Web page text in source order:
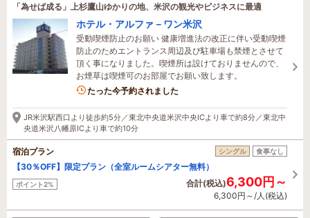
「為せば成る」上杉鷹山ゆかりの地、米沢の観光やビジネスに最適
ホテル・アルファ－ワン米沢
受動喫煙防止のお願い 健康増進法の改正に伴い受動喫煙
防止のためエントランス周辺及び駐車場も禁煙とさせて
頂く事になりました。喫煙所は設けておりませんので、
お煙草は喫煙可のお部屋でお願い致します。
3名がこの宿を見ています
たった今予約されました
JR米沢駅西口より徒歩約5分／東北中央道米沢中央ICより車で約8分／東北中
央道米沢八幡原ICより車で約10分
宿泊プラン シングル 食事なし
【30％OFF】限定プラン（全室ルームシアター無料）
ポイント2% 合計(税込)6,300円～
6,300円～/人(税込)